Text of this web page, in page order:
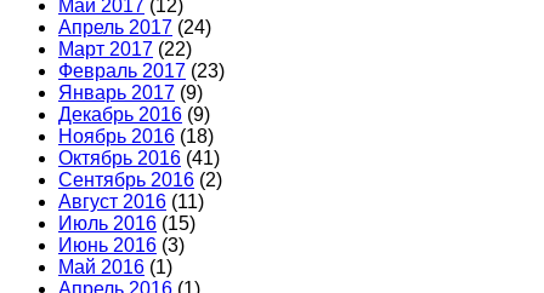
Май 2017 (12)
Апрель 2017 (24)
Март 2017 (22)
Февраль 2017 (23)
Январь 2017 (9)
Декабрь 2016 (9)
Ноябрь 2016 (18)
Октябрь 2016 (41)
Сентябрь 2016 (2)
Август 2016 (11)
Июль 2016 (15)
Июнь 2016 (3)
Май 2016 (1)